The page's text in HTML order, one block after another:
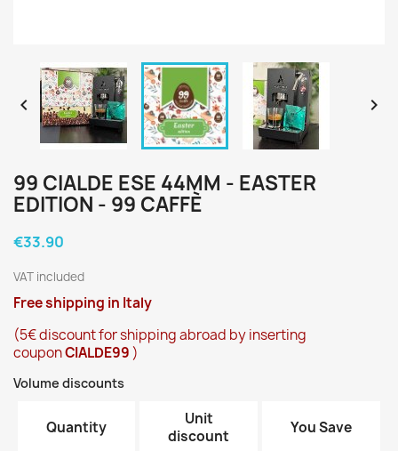
 
99 CIALDE ESE 44MM - EASTER
EDITION - 99 CAFFÈ
€33.90
VAT included
Free shipping in Italy
(5€ discount for shipping abroad by inserting
couponCIALDE99)
Volume discounts
Quantity
Unit
discount
You Save